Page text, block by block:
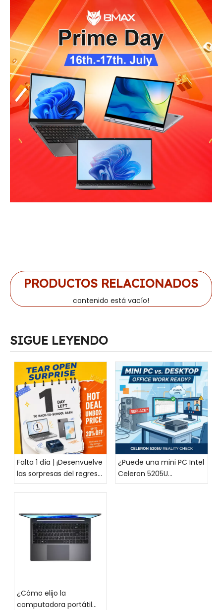
PRODUCTOS RELACIONADOS
contenido está vacío!
SIGUE LEYENDO
Falta 1 día | ¡Desenvuelve
las sorpresas del regreso
a clases! La gran oferta
agosto: ahorre hasta un
20 % en toda la tienda
¿Puede una mini PC Intel
Celeron 5205U
reemplazar una
¿Cómo elijo la
computadora portátil